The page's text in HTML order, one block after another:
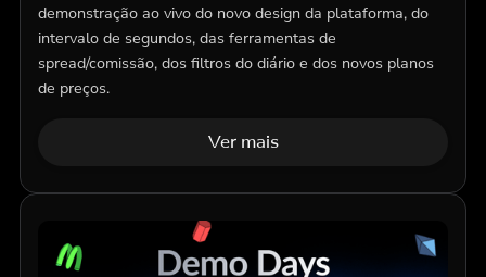
demonstração ao vivo do novo design da plataforma, do
intervalo de segundos, das ferramentas de
spread/comissão, dos filtros do diário e dos novos planos
de preços.
Ver mais